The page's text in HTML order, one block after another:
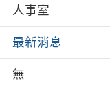
人事室
最新消息
無